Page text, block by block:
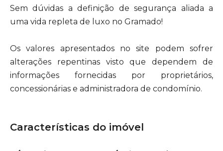
Sem dúvidas a definição de segurança aliada a
uma vida repleta de luxo no Gramado!
Os valores apresentados no site podem sofrer
alterações repentinas visto que dependem de
informações fornecidas por proprietários,
concessionárias e administradora de condomínio.
Características do imóvel